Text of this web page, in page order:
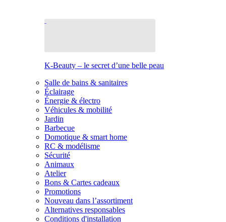
K-Beauty – le secret d’une belle peau
Salle de bains & sanitaires
Éclairage
Énergie & électro
Véhicules & mobilité
Jardin
Barbecue
Domotique & smart home
RC & modélisme
Sécurité
Animaux
Atelier
Bons & Cartes cadeaux
Promotions
Nouveau dans l’assortiment
Alternatives responsables
Conditions d'installation